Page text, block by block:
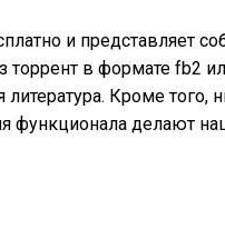
и представляет
торрент в формате fb2
Кроме того,
функционала делают